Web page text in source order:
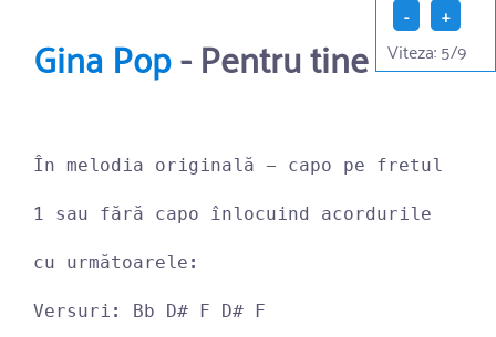
- +
Viteza:5/9
Gina Pop-Pentru tine
În melodia originală - capo pe fretul
1 sau fără capo înlocuind acordurile
cu următoarele:
Versuri: Bb D# F D# F